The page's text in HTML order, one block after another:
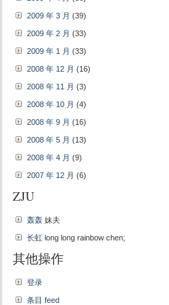
2009 年 3 月 (39)
2009 年 2 月 (33)
2009 年 1 月 (33)
2008 年 12 月 (16)
2008 年 11 月 (3)
2008 年 10 月 (4)
2008 年 9 月 (16)
2008 年 5 月 (13)
2008 年 4 月 (9)
2007 年 12 月 (6)
ZJU
轰轰 妹夫
长虹 long long rainbow chen;
其他操作
登录
条目 feed